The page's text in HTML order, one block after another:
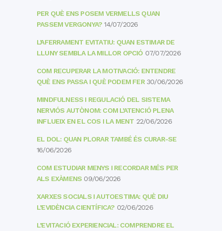
PER QUÈ ENS POSEM VERMELLS QUAN
PASSEM VERGONYA? 14/07/2026
L’AFERRAMENT EVITATIU: QUAN ESTIMAR DE
LLUNY SEMBLA LA MILLOR OPCIÓ 07/07/2026
COM RECUPERAR LA MOTIVACIÓ: ENTENDRE
QUÈ ENS PASSA I QUÈ PODEM FER 30/06/2026
MINDFULNESS I REGULACIÓ DEL SISTEMA
NERVIÓS AUTÒNOM: COM L’ATENCIÓ PLENA
INFLUEIX EN EL COS I LA MENT 22/06/2026
EL DOL: QUAN PLORAR TAMBÉ ÉS CURAR-SE
16/06/2026
COM ESTUDIAR MENYS I RECORDAR MÉS PER
ALS EXÀMENS 09/06/2026
XARXES SOCIALS I AUTOESTIMA: QUÈ DIU
L’EVIDÈNCIA CIENTÍFICA? 02/06/2026
L’EVITACIÓ EXPERIENCIAL: COMPRENDRE EL